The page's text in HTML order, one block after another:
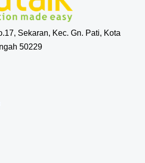
Sekaran, Kec. Gn. Pati, Kota
50229